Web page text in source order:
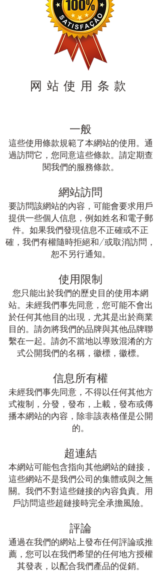
网站使用条款
一般
這些使用條款規範了本網站的使用。通
過訪問它，您同意這些條款。請定期查
閱我們的服務條款。
網站訪問
要訪問該網站的內容，可能會要求用戶
提供一些個人信息，例如姓名和電子郵
件。如果我們發現信息不正確或不正
確，我們有權隨時拒絕和/或取消訪問，
恕不另行通知。
使用限制
您只能出於我們的歷史目的使用本網
站。未經我們事先同意，您可能不會出
於任何其他目的出現，尤其是出於商業
目的。請勿將我們的品牌與其他品牌聯
繫在一起。請勿不當地以導致混淆的方
式公開我們的名稱，徽標，徽標。
信息所有權
未經我們事先同意，不得以任何其他方
式複制，分發，發布，上載，發布或傳
播本網站的內容，除非該表格僅是公開
的。
超連結
本網站可能包含指向其他網站的鏈接，
這些網站不是我們公司的集體或與之無
關。我們不對這些鏈接的內容負責。用
戶訪問這些超鏈接時完全承擔風險。
評論
通過在我們的網站上發布任何評論或推
薦，您可以在我們希望的任何地方授權
其發表，以配合我們產品的促銷。